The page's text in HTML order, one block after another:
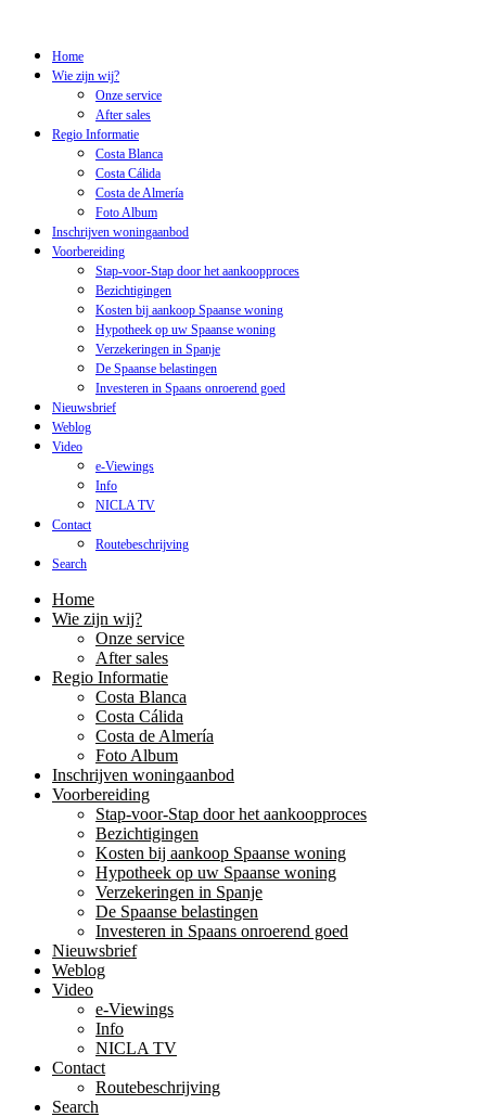
Home
Wie zijn wij?
Onze service
After sales
Regio Informatie
Costa Blanca
Costa Cálida
Costa de Almería
Foto Album
Inschrijven woningaanbod
Voorbereiding
Stap-voor-Stap door het aankoopproces
Bezichtigingen
Kosten bij aankoop Spaanse woning
Hypotheek op uw Spaanse woning
Verzekeringen in Spanje
De Spaanse belastingen
Investeren in Spaans onroerend goed
Nieuwsbrief
Weblog
Video
e-Viewings
Info
NICLA TV
Contact
Routebeschrijving
Search
Home
Wie zijn wij?
Onze service
After sales
Regio Informatie
Costa Blanca
Costa Cálida
Costa de Almería
Foto Album
Inschrijven woningaanbod
Voorbereiding
Stap-voor-Stap door het aankoopproces
Bezichtigingen
Kosten bij aankoop Spaanse woning
Hypotheek op uw Spaanse woning
Verzekeringen in Spanje
De Spaanse belastingen
Investeren in Spaans onroerend goed
Nieuwsbrief
Weblog
Video
e-Viewings
Info
NICLA TV
Contact
Routebeschrijving
Search